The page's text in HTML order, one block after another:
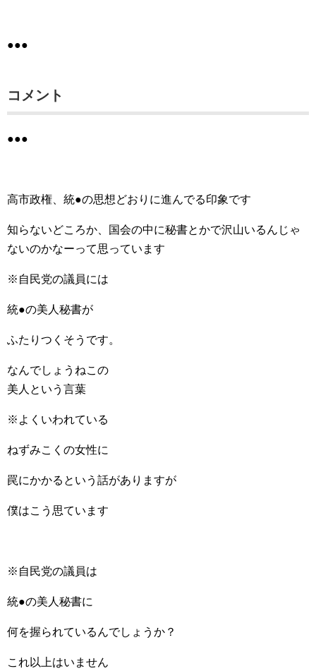
●●●
コメント
●●●
高市政権、統●の思想どおりに進んでる印象です
知らないどころか、国会の中に秘書とかで沢山いるんじゃ
ないのかなーって思っています
※自民党の議員には
統●の美人秘書が
ふたりつくそうです。
なんでしょうねこの
美人という言葉
※よくいわれている
ねずみこくの女性に
罠にかかるという話がありますが
僕はこう思ています
※自民党の議員は
統●の美人秘書に
何を握られているんでしょうか？
これ以上はいません